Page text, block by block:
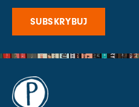
SUBSKRYBUJ